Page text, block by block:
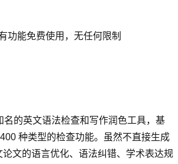
功能免费使用，无任何限制
名的英文语法检查和写作润色工具，基
种类型的检查功能。虽然不直接生成
文的语言优化、语法纠错、学术表达规